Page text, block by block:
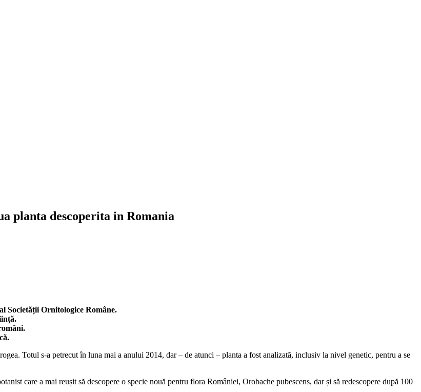
planta descoperita in Romania
Societății Ornitologice Române.
Totul s-a petrecut în luna mai a anului 2014, dar – de atunci – planta a fost analizată, inclusiv la nivel genetic, pentru a se
care a mai reușit să descopere o specie nouă pentru flora României, Orobache pubescens, dar și să redescopere după 100